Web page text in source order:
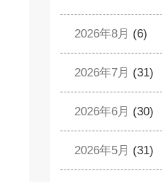
2026年8月 (6)
2026年7月 (31)
2026年6月 (30)
2026年5月 (31)